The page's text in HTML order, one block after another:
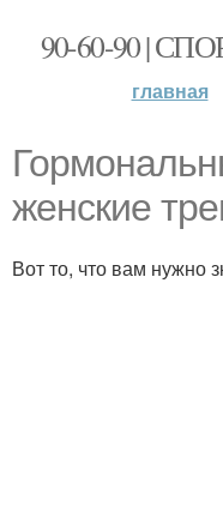
90-60-90 |
главная
женские
Вот то, что вам нужно